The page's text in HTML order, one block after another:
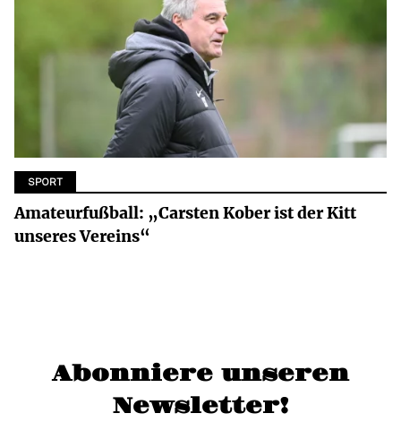
SPORT
Amateurfußball: „Carsten Kober ist der Kitt
unseres Vereins“
Abonniere unseren
Newsletter!